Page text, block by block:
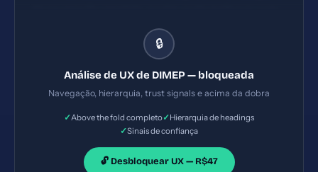
sticky header e CTA destacado. Estrutura de
headings existe, com seções bem definidas; porém o
repetido ao longo da página para guiar o usuário até
🔒
Análise de UX de DIMEP — bloqueada
Navegação, hierarquia, trust signals e acima da dobra
✓Above the fold completo✓Hierarquia de headings
✓Sinais de confiança
🔓 Desbloquear UX — R$47